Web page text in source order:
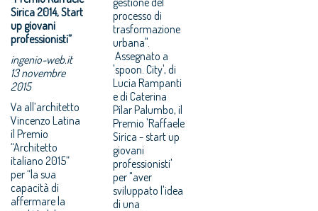
Sirica 2014, Start
up giovani
professionisti”
ingenio-web.it
13 novembre
2015
Va all’architetto
Vincenzo Latina
il Premio
“Architetto
italiano 2015”
per “la sua
capacità di
affermare la
processo di
trasformazione
urbana".
Assegnato a
'spoon. City', di
Lucia Rampanti
e di Caterina
Pilar Palumbo, il
Premio 'Raffaele
Sirica - start up
giovani
professionisti'
per "aver
sviluppato l'idea
di una